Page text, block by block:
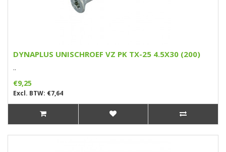
DYNAPLUS UNISCHROEF VZ PK TX-25 4.5X30 (200)
..
€9,25
Excl. BTW: €7,64